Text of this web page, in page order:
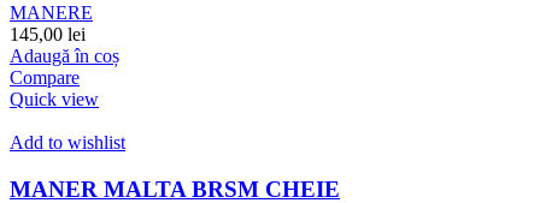
MANERE
145,00 lei
Adaugă în coș
Compare
Quick view
Add to wishlist
MANER MALTA BRSM CHEIE